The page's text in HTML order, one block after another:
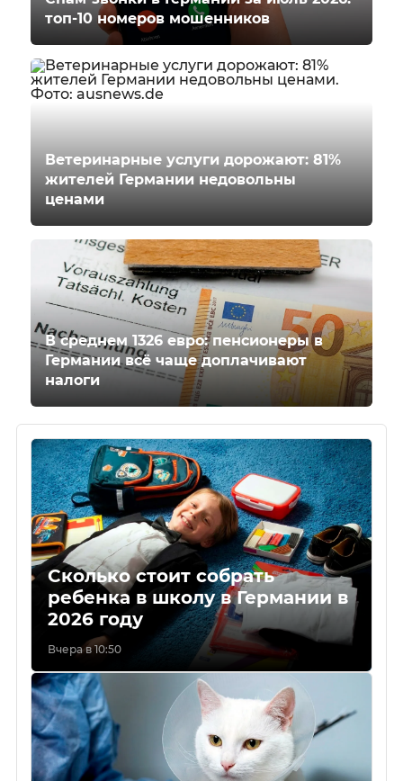
топ-10 номеров мошенников
Ветеринарные услуги дорожают: 81%
жителей Германии недовольны
ценами
В среднем 1326 евро: пенсионеры в
Германии всё чаще доплачивают
налоги
Сколько стоит собрать
ребенка в школу в Германии в
2026 году
Вчера в 10:50